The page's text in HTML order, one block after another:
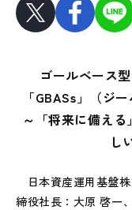
ゴールベース
「GBASs」（ジ
～「将来に備え
し
日本資産運用基盤
締役社長：大原 啓一